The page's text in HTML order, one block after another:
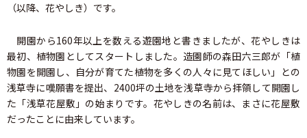
（以降、花やしき）です。
開園から160年以上を数える遊園地と書きましたが、花やしきは
最初、植物園としてスタートしました。造園師の森田六三郎が「植
物園を開園し、自分が育てた植物を多くの人々に見てほしい」との
浅草寺に嘆願書を提出、2400坪の土地を浅草寺から拝領して開園し
た「浅草花屋敷」の始まりです。花やしきの名前は、まさに花屋敷
だったことに由来しています。